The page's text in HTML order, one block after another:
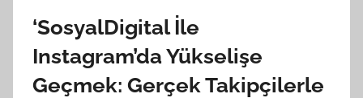
‘SosyalDigital İle
Instagram’da Yükselişe
Geçmek: Gerçek Takipçilerle